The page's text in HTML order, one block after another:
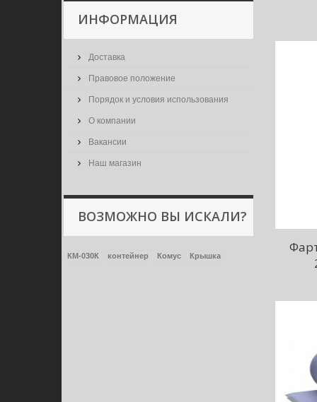
ИНФОРМАЦИЯ
Доставка
Правовое положение
Порядок и условия использования
О компании
Вакансии
Наш магазин
ВОЗМОЖНО ВЫ ИСКАЛИ?
КМ-030К контейнер Комус Крышка